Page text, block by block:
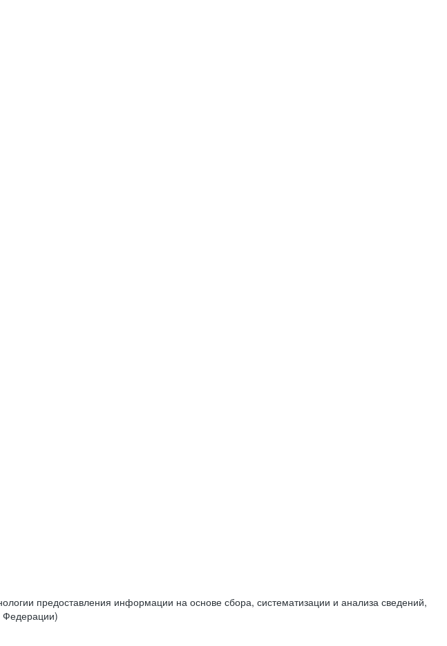
предоставления информации на основе сбора, систематизации и анализа сведений,
Федерации)